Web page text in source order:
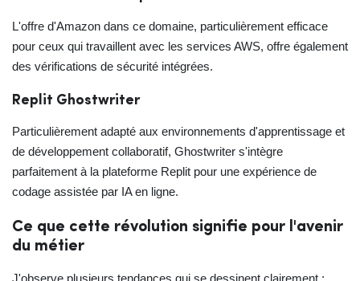
L'offre d'Amazon dans ce domaine, particulièrement efficace
pour ceux qui travaillent avec les services AWS, offre également
des vérifications de sécurité intégrées.
Replit Ghostwriter
Particulièrement adapté aux environnements d'apprentissage et
de développement collaboratif, Ghostwriter s'intègre
parfaitement à la plateforme Replit pour une expérience de
codage assistée par IA en ligne.
Ce que cette révolution signifie pour l'avenir
du métier
J'observe plusieurs tendances qui se dessinent clairement :